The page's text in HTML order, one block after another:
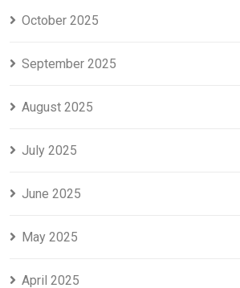
October 2025
September 2025
August 2025
July 2025
June 2025
May 2025
April 2025